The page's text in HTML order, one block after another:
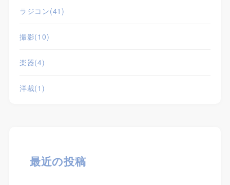
ラジコン(41)
撮影(10)
楽器(4)
洋裁(1)
最近の投稿